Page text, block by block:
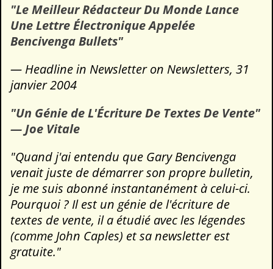
"Le Meilleur Rédacteur Du Monde Lance
Une Lettre Électronique Appelée
Bencivenga Bullets"
— Headline in Newsletter on Newsletters, 31
janvier 2004
"Un Génie de L'Écriture De Textes De Vente"
— Joe Vitale
"Quand j'ai entendu que Gary Bencivenga
venait juste de démarrer son propre bulletin,
je me suis abonné instantanément à celui-ci.
Pourquoi ? Il est un génie de l'écriture de
textes de vente, il a étudié avec les légendes
(comme John Caples) et sa newsletter est
gratuite."